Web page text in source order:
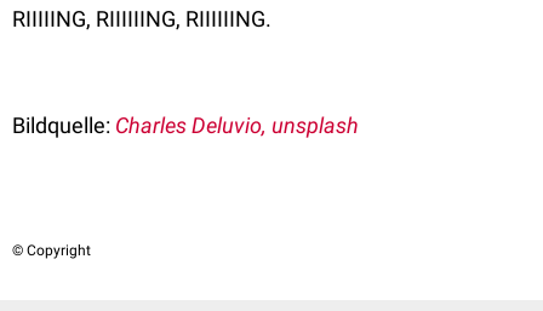
RIIIIING, RIIIIIING, RIIIIIING.
Bildquelle: Charles Deluvio, unsplash
© Copyright